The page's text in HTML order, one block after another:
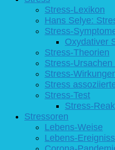
Stress-Lexikon
Hans Selye:
Stress-
Oxydativer
Stress-Theorien
Stress-
Stress-
Stress
Stress-Test
Stress-
Stressoren
Lebens-Weise
Lebens-